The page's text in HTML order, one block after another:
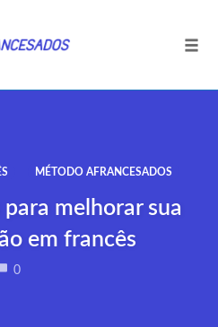
MÉTODO AFRANCESADOS
melhorar sua
em francês
0COMMENTS